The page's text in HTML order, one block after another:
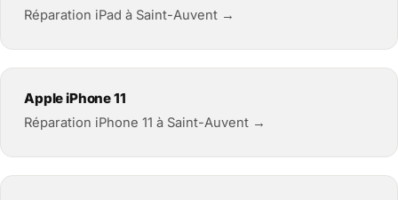
Réparation iPad à Saint-Auvent →
Apple iPhone 11
Réparation iPhone 11 à Saint-Auvent →